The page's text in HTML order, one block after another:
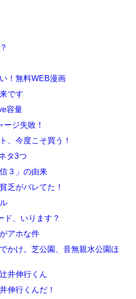
！無料WEB漫画
です
容量
ジ失敗！
、今度こそ買う！
タ3つ
３」の由来
乏がバレてた！
ド、いります？
アホな件
かけ。芝公園、音無親水公園ほ
井伸行くん
伸行くんだ！